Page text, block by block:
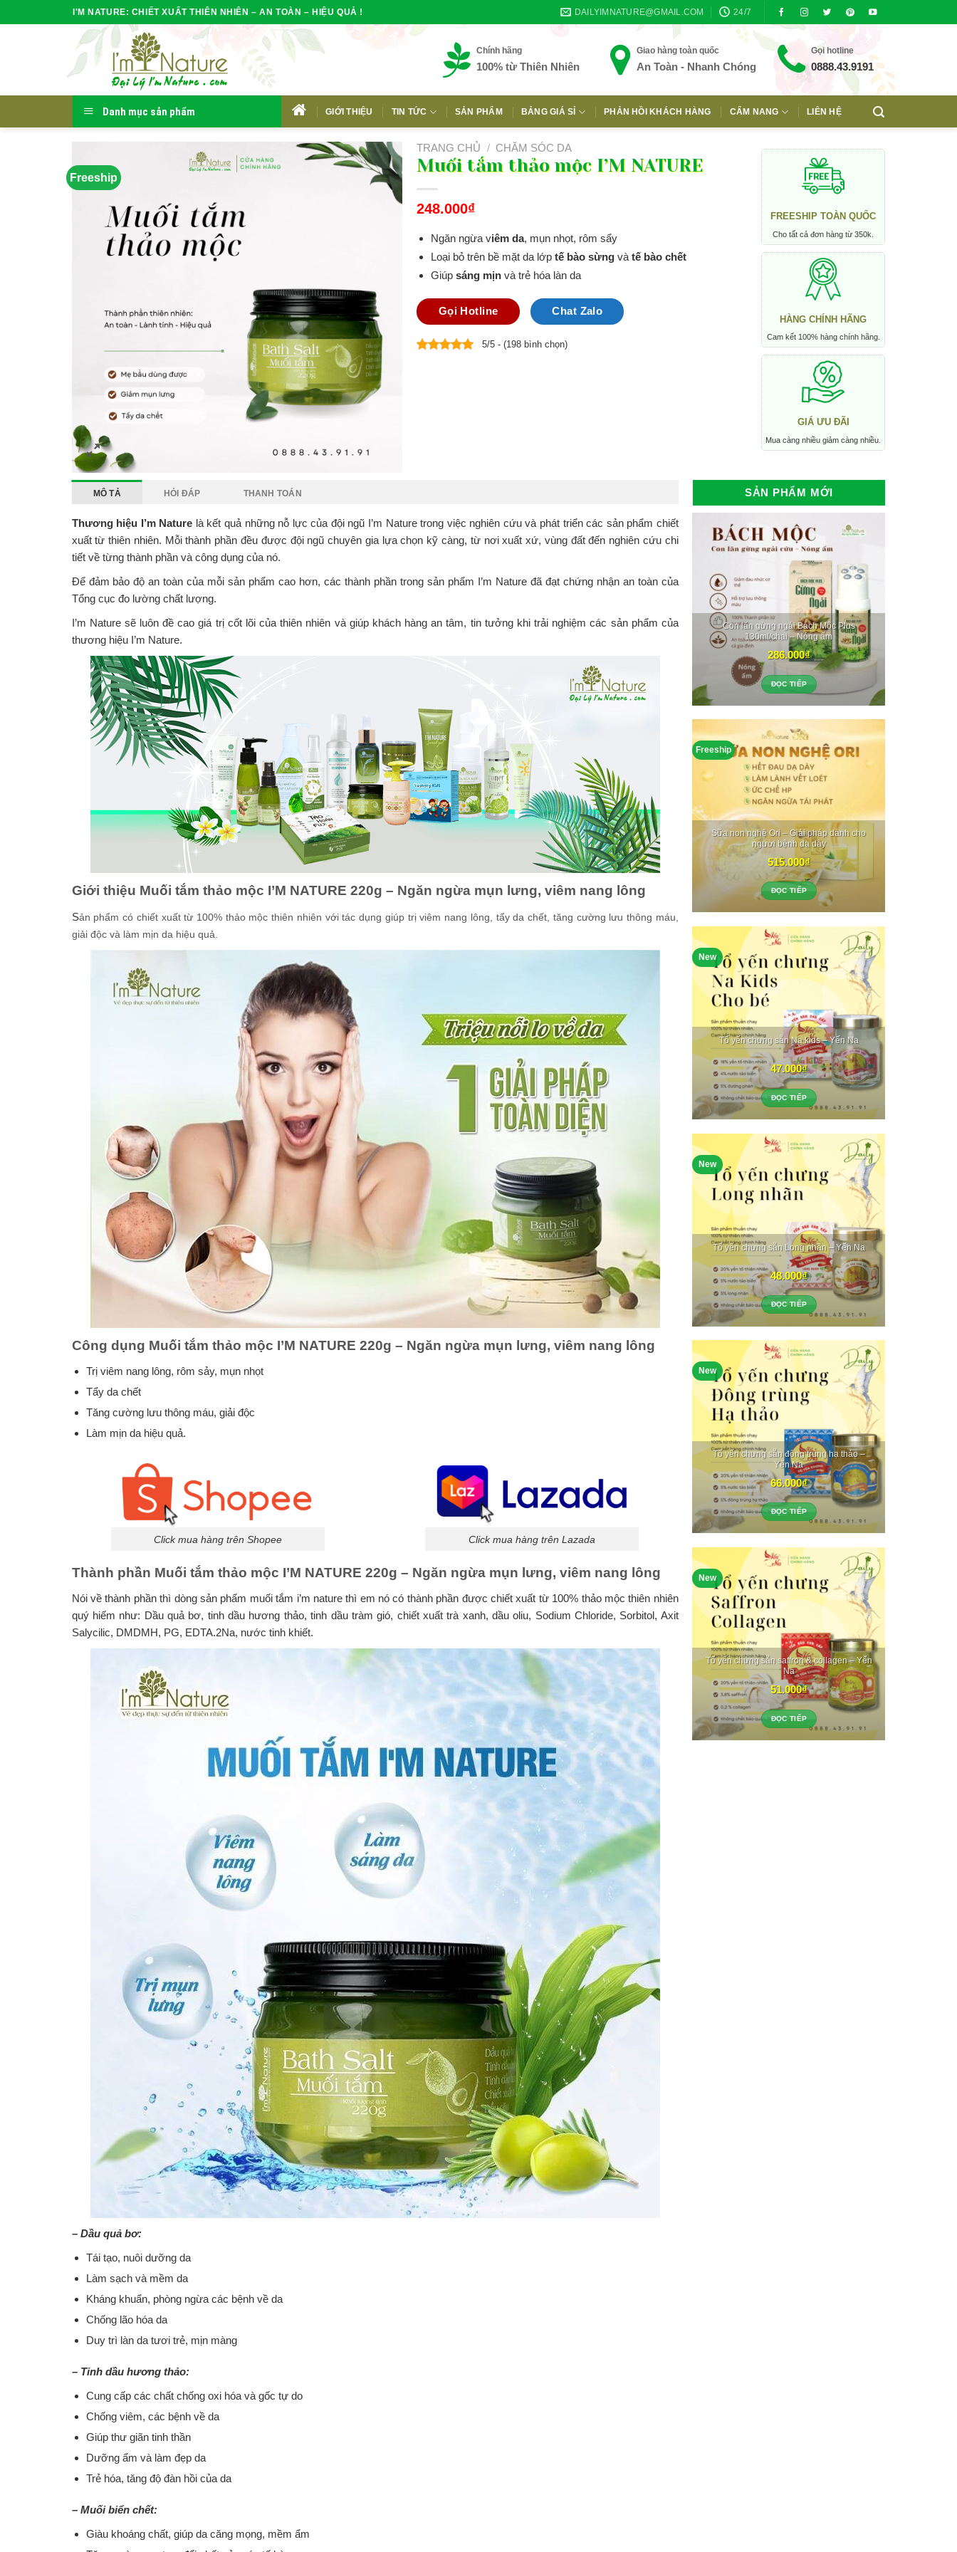
to
I'M NATURE: CHIẾT XUẤT THIÊN NHIÊN – AN TOÀN – HIỆU QUẢ ! DAILYIMNATURE@GMAIL.COM 24/7
Chính hãng
100% từ Thiên Nhiên
Giao hàng toàn quốc
An Toàn - Nhanh Chóng
Gọi hotline
0888.43.9191
Danh mục sản phẩm
HOME
GIỚI THIỆU TIN TỨC SẢN PHẨM BẢNG GIÁ SỈ PHẢN HỒI KHÁCH HÀNG CẨM NANG LIÊN HỆ
Freeship
TRANG CHỦ / CHĂM SÓC DA
Muối tắm thảo mộc I’M NATURE
248.000₫
Ngăn ngừa viêm da, mụn nhọt, rôm sẩy
Loại bỏ trên bề mặt da lớp tế bào sừngvà tế bào chết
Giúp sáng mịnvà trẻ hóa làn da
Gọi Hotline Chat Zalo
5/5 - (198 bình chọn)
FREESHIP TOÀN QUỐC
Cho tất cả đơn hàng từ 350k.
HÀNG CHÍNH HÃNG
Cam kết 100% hàng chính hãng.
GIÁ ƯU ĐÃI
Mua càng nhiều giảm càng nhiều.
MÔ TẢ HỎI ĐÁP THANH TOÁN
Thương hiệu I’m Nature là kết quả những nỗ lực của đội ngũ I’m Nature trong việc nghiên cứu và phát triển các sản phẩm chiết
xuất từ ​​thiên nhiên. Mỗi thành phần đều được đội ngũ chuyên gia lựa chọn kỹ càng, từ nơi xuất xứ, vùng đất đến nghiên cứu chi
tiết về từng thành phần và công dụng của nó.
Để đảm bảo độ an toàn của mỗi sản phẩm cao hơn, các thành phần trong sản phẩm I’m Nature đã đạt chứng nhận an toàn của
Tổng cục đo lường chất lượng.
I’m Nature sẽ luôn đề cao giá trị cốt lõi của thiên nhiên và giúp khách hàng an tâm, tin tưởng khi trải nghiệm các sản phẩm của
thương hiệu I’m Nature.
Giới thiệu Muối tắm thảo mộc I’M NATURE 220g – Ngăn ngừa mụn lưng, viêm nang lông
Sản phẩm có chiết xuất từ 100% thảo mộc thiên nhiên với tác dụng giúp trị viêm nang lông, tẩy da chết, tăng cường lưu thông máu,
giải độc và làm mịn da hiệu quả.
Công dụng Muối tắm thảo mộc I’M NATURE 220g – Ngăn ngừa mụn lưng, viêm nang lông
Trị viêm nang lông, rôm sảy, mụn nhọt
Tẩy da chết
Tăng cường lưu thông máu, giải độc
Làm mịn da hiệu quả.
Click mua hàng trên Shopee Click mua hàng trên Lazada
Thành phần Muối tắm thảo mộc I’M NATURE 220g – Ngăn ngừa mụn lưng, viêm nang lông
Nói về thành phần thì dòng sản phẩm muối tắm i’m nature thì em nó có thành phần được chiết xuất từ 100% thảo mộc thiên nhiên
quý hiếm như: Dầu quả bơ, tinh dầu hương thảo, tinh dầu tràm gió, chiết xuất trà xanh, dầu oliu, Sodium Chloride, Sorbitol, Axit
Salycilic, DMDMH, PG, EDTA.2Na, nước tinh khiết.
– Dầu quả bơ:
Tái tạo, nuôi dưỡng da
Làm sạch và mềm da
Kháng khuẩn, phòng ngừa các bệnh về da
Chống lão hóa da
Duy trì làn da tươi trẻ, mịn màng
– Tinh dầu hương thảo:
Cung cấp các chất chống oxi hóa và gốc tự do
Chống viêm, các bệnh về da
Giúp thư giãn tinh thần
Dưỡng ẩm và làm đẹp da
Trẻ hóa, tăng độ đàn hồi của da
– Muối biển chết:
Giàu khoáng chất, giúp da căng mọng, mềm ẩm
SẢN PHẨM MỚI
Con lăn gừng ngải Bách Mộc Plus
130ml/chai – Nóng ấm
286.000₫
ĐỌC TIẾP
Freeship
Sữa non nghệ Ori – Giải pháp dành cho
người bệnh dạ dày
515.000₫
ĐỌC TIẾP
New
Tổ yến chưng sẵn Na kids – Yến Na
47.000₫
ĐỌC TIẾP
New
Tổ yến chưng sẵn Long nhãn – Yến Na
48.000₫
ĐỌC TIẾP
New
Tổ yến chưng sẵn đông trùng hạ thảo –
Yến Na
66.000₫
ĐỌC TIẾP
New
Tổ yến chưng sẵn saffron & collagen – Yến
Na
51.000₫
ĐỌC TIẾP